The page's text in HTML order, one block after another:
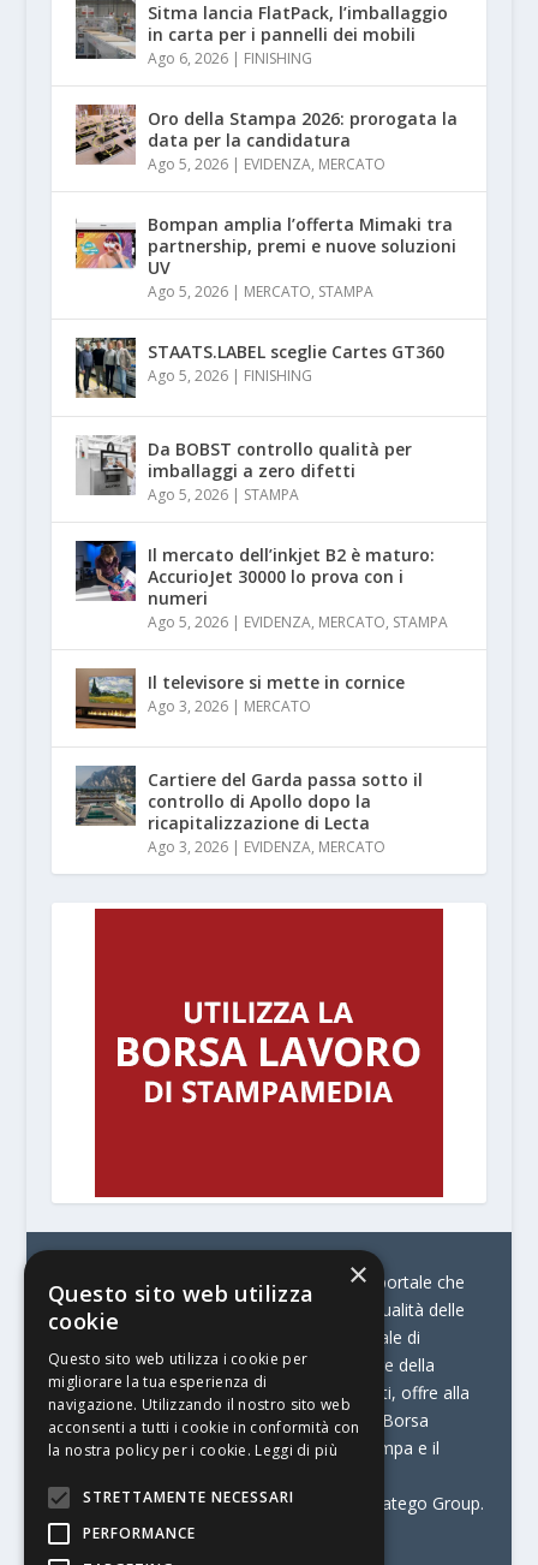
Sitma lancia FlatPack, l’imballaggio
in carta per i pannelli dei mobili
Ago 6, 2026| FINISHING
Oro della Stampa 2026: prorogata la
data per la candidatura
Ago 5, 2026| EVIDENZA, MERCATO
Bompan amplia l’offerta Mimaki tra
partnership, premi e nuove soluzioni
UV
Ago 5, 2026| MERCATO, STAMPA
STAATS.LABEL sceglie Cartes GT360
Ago 5, 2026| FINISHING
Da BOBST controllo qualità per
imballaggi a zero difetti
Ago 5, 2026| STAMPA
Il mercato dell’inkjet B2 è maturo:
AccurioJet 30000 lo prova con i
numeri
Ago 5, 2026| EVIDENZA, MERCATO, STAMPA
Il televisore si mette in cornice
Ago 3, 2026| MERCATO
Cartiere del Garda passa sotto il
controllo di Apollo dopo la
ricapitalizzazione di Lecta
Ago 3, 2026| EVIDENZA, MERCATO
© Stratego Group –
stampamedia.net è il portale che
racconta le innovazioni tecnologiche e l’attualità delle
aziende di stampa e di converting. È il portale di
riferimento per chi opera in Italia nel settore della
comunicazione stampata. Oltre ai contenuti, offre alla
propria community diversi servizi come:
la Borsa
Lavoro, la Print Connection, i Big della Stampa e il
Stampamedia.net è una delle testate di Stratego Group.
Partita IVA
×
Questo sito web utilizza
cookie
Questo sito web utilizza i cookie per
migliorare la tua esperienza di
navigazione. Utilizzando il nostro sito web
acconsenti a tutti i cookie in conformità con
la nostra policy per i cookie. Leggi di più
STRETTAMENTE NECESSARI
PERFORMANCE